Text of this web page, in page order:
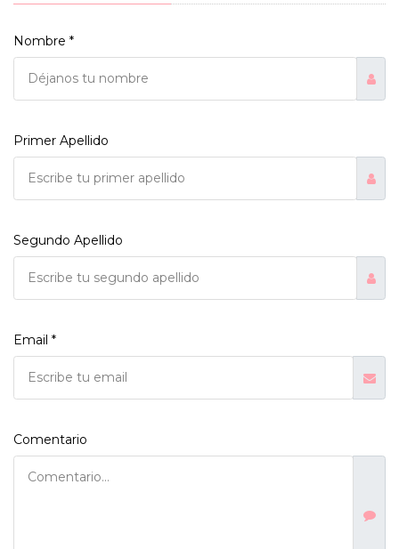
Nombre *
Primer Apellido
Segundo Apellido
Email *
Comentario